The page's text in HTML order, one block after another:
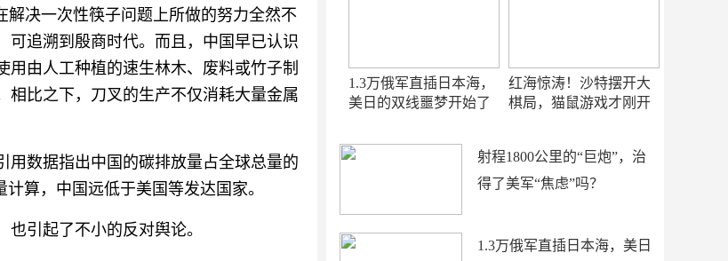
解决一次性筷子问题上所做的努力全然不
可追溯到殷商时代。而且，中国早已认识
由人工种植的速生林木、废料或竹子制
相比之下，刀叉的生产不仅消耗大量金属
用数据指出中国的碳排放量占全球总量的
算，中国远低于美国等发达国家。
引起了不小的反对舆论。
1.3万俄军直插日本海，
美日的双线噩梦开始了
红海惊涛！沙特摆开大
棋局，猫鼠游戏才刚开
射程1800公里的“巨炮”，治
得了美军“焦虑”吗？
1.3万俄军直插日本海，美日